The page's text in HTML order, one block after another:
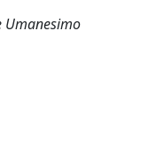
Umanesimo